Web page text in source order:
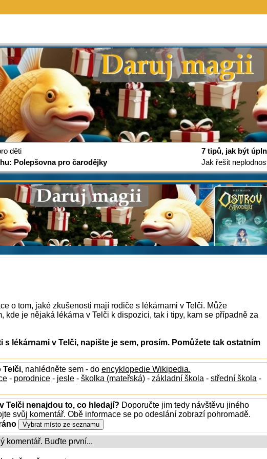
děti
Polepšovna pro čarodějky
7 tipů, jak být
Jak řešit
o tom, jaké zkušenosti mají rodiče s lékárnami v Telči. Může
kde je nějaká lékárna v Telči k dispozici, tak i tipy, kam se případně za
s lékárnami v Telči, napište je sem, prosím. Pomůžete tak ostatním
Telči, nahlédněte sem - do encyklopedie Wikipedia.
- porodnice - jesle - školka (mateřská) - základní škola - střední škola -
Telči nenajdou to, co hledají? Doporučte jim tedy návštěvu jiného
svůj komentář. Obě informace se po odeslání zobrazí pohromadě.
komentář. Buďte první...